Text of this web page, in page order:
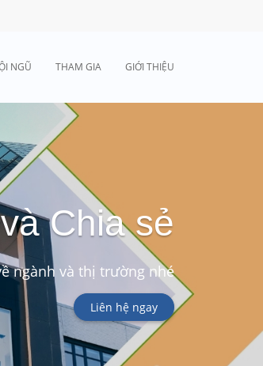
NGŨ THAM GIA GIỚI THIỆU
Chia sẻ
ngành và thị trường nhé
Liên hệ ngay